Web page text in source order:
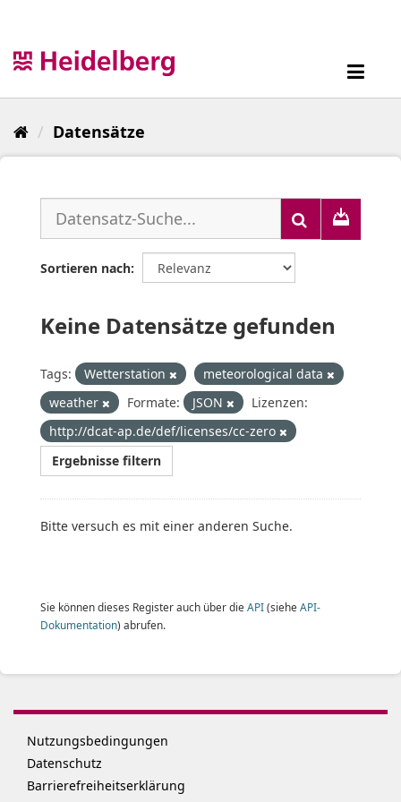
Datensätze
Sortieren nach
Keine Datensätze gefunden
Tags: Wetterstation
meteorological data
weather
Formate: JSON
Lizenzen:
http://dcat-ap.de/def/licenses/cc-zero
Ergebnisse filtern
Bitte versuch es mit einer anderen Suche.
Sie können dieses Register auch über die API(siehe API-
Dokumentation) abrufen.
Nutzungsbedingungen
Datenschutz
Barrierefreiheitserklärung